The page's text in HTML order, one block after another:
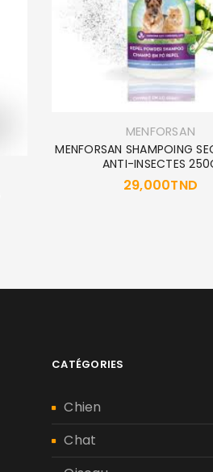
SE
MOT DE PASSE
MENFORSAN
MENFORSAN SHAMPOING
ANTI-INSECTES
29,000TND
CATÉGORIES
Chien
Chat